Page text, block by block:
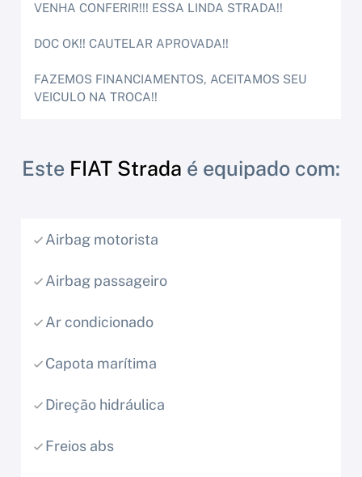
VENHA CONFERIR!!! ESSA LINDA STRADA!!
DOC OK!! CAUTELAR APROVADA!!
FAZEMOS FINANCIAMENTOS, ACEITAMOS SEU
VEICULO NA TROCA!!
Este FIAT Strada é equipado com:
Airbag motorista
Airbag passageiro
Ar condicionado
Capota marítima
Direção hidráulica
Freios abs